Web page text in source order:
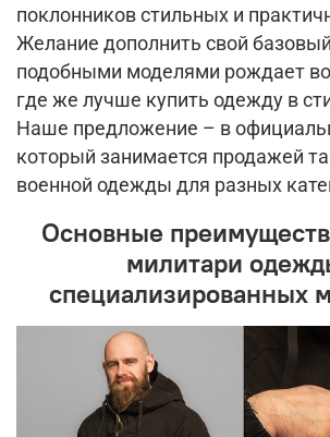
поклонников стильных и
Желание дополнить свой
подобными моделями рождает
где же лучше купить одежду в
Наше предложение – в
который занимается продажей
военной одежды для разных
Основные
милитари
специализированных